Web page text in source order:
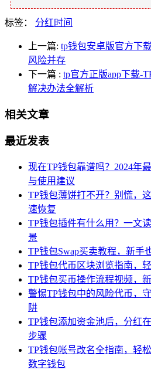
标签： 分红时间
上一篇: tp钱包安卓版官方下
风险并存
下一篇 : tp官方正版app下载-
解决办法全解析
相关文章
最近发表
现在TP钱包靠谱吗？2024年
与使用建议
TP钱包薄饼打不开？别慌，
速恢复
TP钱包插件有什么用？一文
景
TP钱包Swap买卖教程，新手
TP钱包代币区块浏览指南，
TP钱包买币操作流程视频，
警惕TP钱包中的风险代币，
阱
TP钱包添加资金池后，分红
步骤
TP钱包帐号改名全指南，轻
数字钱包